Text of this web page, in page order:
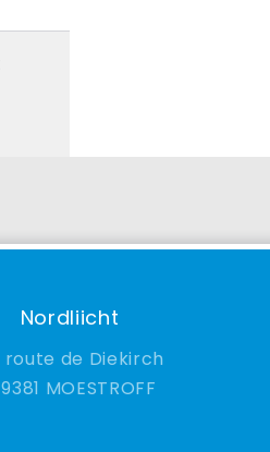
Nordliicht
route de Diekirch
9381 MOESTROFF